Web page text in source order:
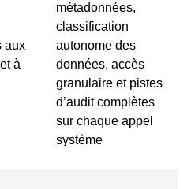
aux
à
métadonnées,
classification
autonome des
données, accès
granulaire et pistes
d’audit complètes
sur chaque appel
système